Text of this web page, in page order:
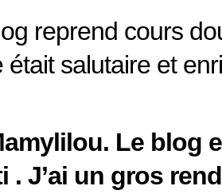
reprend cours
était salutaire et
Le blog
. J’ai un gros